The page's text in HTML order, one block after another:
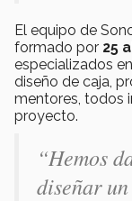
El equipo de
formado por 25
especializados
diseño de caja,
mentores, todos
proyecto.
“Hemos
diseñar